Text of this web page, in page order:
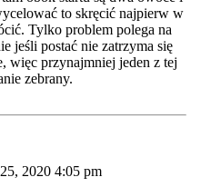
to skręcić najpierw w
Tylko problem polega na
jeśli postać nie zatrzyma się
więc przynajmniej jeden z tej
zebrany.
2020 4:05 pm